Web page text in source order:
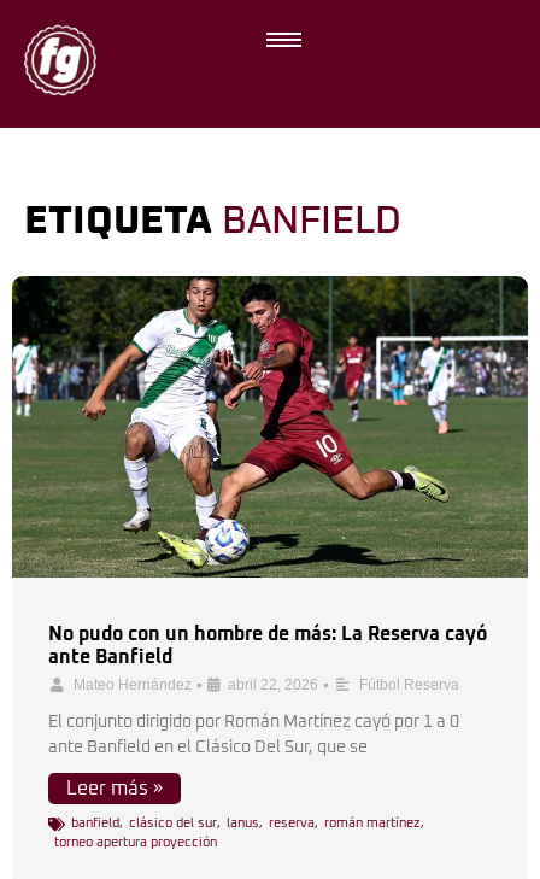
ETIQUETA BANFIELD
No pudo con un hombre de más: La Reserva cayó
ante Banfield
Mateo Hernández • abril 22, 2026 • Fútbol Reserva
El conjunto dirigido por Román Martínez cayó por 1 a 0
ante Banfield en el Clásico Del Sur, que se
Leer más »
banfield, clásico del sur, lanus, reserva, román martínez,
torneo apertura proyección